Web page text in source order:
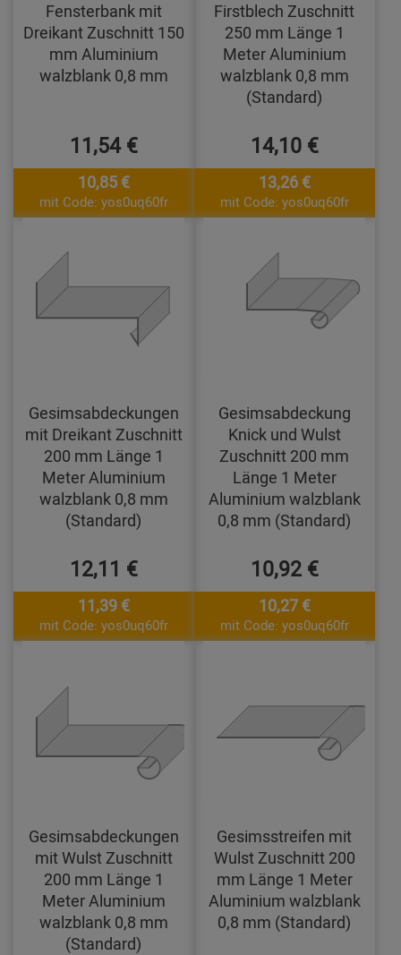
Fensterbank mit
Dreikant Zuschnitt 150
mm Aluminium
walzblank 0,8 mm
11,54 €
10,85 €
mit Code: yos0uq60fr
Firstblech Zuschnitt
250 mm Länge 1
Meter Aluminium
walzblank 0,8 mm
(Standard)
14,10 €
13,26 €
mit Code: yos0uq60fr
Gesimsabdeckungen
mit Dreikant Zuschnitt
200 mm Länge 1
Meter Aluminium
walzblank 0,8 mm
(Standard)
12,11 €
11,39 €
mit Code: yos0uq60fr
Gesimsabdeckung
Knick und Wulst
Zuschnitt 200 mm
Länge 1 Meter
Aluminium walzblank
0,8 mm (Standard)
10,92 €
10,27 €
mit Code: yos0uq60fr
Gesimsabdeckungen
mit Wulst Zuschnitt
200 mm Länge 1
Meter Aluminium
walzblank 0,8 mm
(Standard)
Gesimsstreifen mit
Wulst Zuschnitt 200
mm Länge 1 Meter
Aluminium walzblank
0,8 mm (Standard)